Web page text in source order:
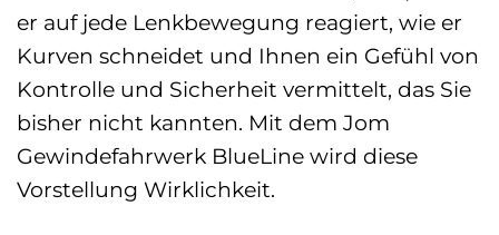
er auf jede Lenkbewegung reagiert, wie er
Kurven schneidet und Ihnen ein Gefühl von
Kontrolle und Sicherheit vermittelt, das Sie
bisher nicht kannten. Mit dem Jom
Gewindefahrwerk BlueLine wird diese
Vorstellung Wirklichkeit.